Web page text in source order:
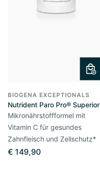
BIOGENA EXCEPTIONALS
Nutrident Paro Pro® Superior
Mikronährstoffformel mit
Vitamin C für gesundes
Zahnfleisch und Zellschutz*
€ 149,90